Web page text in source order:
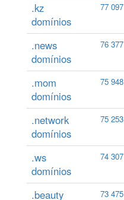
.kz
domínios
77 097
.news
domínios
76 377
.mom
domínios
75 948
.network
domínios
75 253
.ws
domínios
74 307
.beauty 73 475